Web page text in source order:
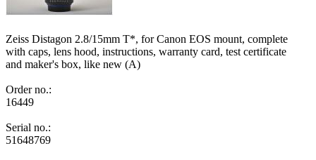
Zeiss Distagon 2.8/15mm T*, for Canon EOS mount, complete
with caps, lens hood, instructions, warranty card, test certificate
and maker's box, like new (A)
Order no.:
16449
Serial no.:
51648769